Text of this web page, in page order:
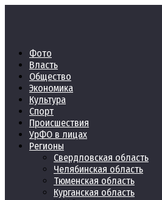
Фото
Власть
Общество
Экономика
Культура
Спорт
Происшествия
УрФО в лицах
Регионы
Свердловская область
Челябинская область
Тюменская область
Курганская область